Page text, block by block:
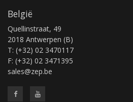
België
Quellinstraat, 49
2018 Antwerpen (B)
T: (+32) 02 3470117
F: (+32) 02 3471395
sales@zep.be